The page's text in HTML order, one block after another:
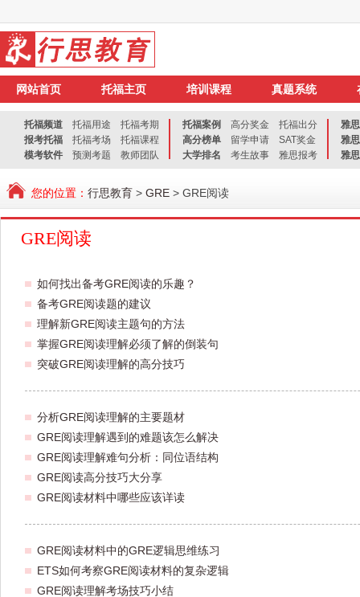
网站首页 托福主页 培训课程 真题系统
托福频道 托福用途
托福考期
报考托福
托福考场
托福课程
模考软件
预测考题 教师团队
托福案例 高分奖金
托福出分
高分榜单
留学申请
SAT奖金
大学排名
考生故事 雅思报考
雅
雅
雅
您的位置： 行思教育 > GRE > GRE阅读
GRE阅读
如何找出备考GRE阅读的乐趣？
备考GRE阅读题的建议
理解新GRE阅读主题句的方法
掌握GRE阅读理解必须了解的倒装句
突破GRE阅读理解的高分技巧
分析GRE阅读理解的主要题材
GRE阅读理解遇到的难题该怎么解决
GRE阅读理解难句分析：同位语结构
GRE阅读高分技巧大分享
GRE阅读材料中哪些应该详读
GRE阅读材料中的GRE逻辑思维练习
ETS如何考察GRE阅读材料的复杂逻辑
GRE阅读理解考场技巧小结